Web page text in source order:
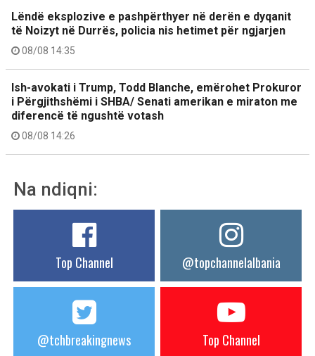
Lëndë eksplozive e pashpërthyer në derën e dyqanit
të Noizyt në Durrës, policia nis hetimet për ngjarjen
08/08 14:35
Ish-avokati i Trump, Todd Blanche, emërohet Prokuror
i Përgjithshëmi i SHBA/ Senati amerikan e miraton me
diferencë të ngushtë votash
08/08 14:26
Na ndiqni:
Top Channel @topchannelalbania
@tchbreakingnews Top Channel